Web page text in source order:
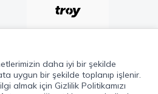
daha iyi bir şekilde
uygun bir şekilde toplanıp işlenir.
almak için Gizlilik Politikamızı